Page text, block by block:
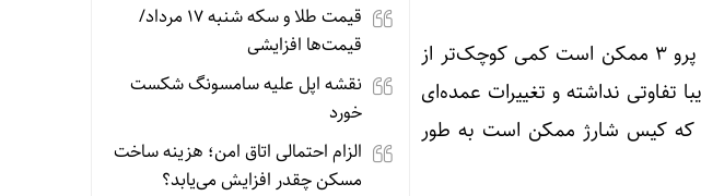
به گفته افشاگری با نام مستعار «Majin Bu»، کیس شارژ ایرپادز پرو ۳ ممکن است کمی کوچک‌تر از
تفاوتی نداشته و تغییرات عمده‌ای
که کیس شارژ ممکن است به طور
قیمت طلا و سکه شنبه 17 مرداد/
قیمت‌ها افزایشی
نقشه اپل علیه سامسونگ شکست
خورد
الزام احتمالی اتاق امن؛ هزینه ساخت
مسکن چقدر افزایش می‌یابد؟